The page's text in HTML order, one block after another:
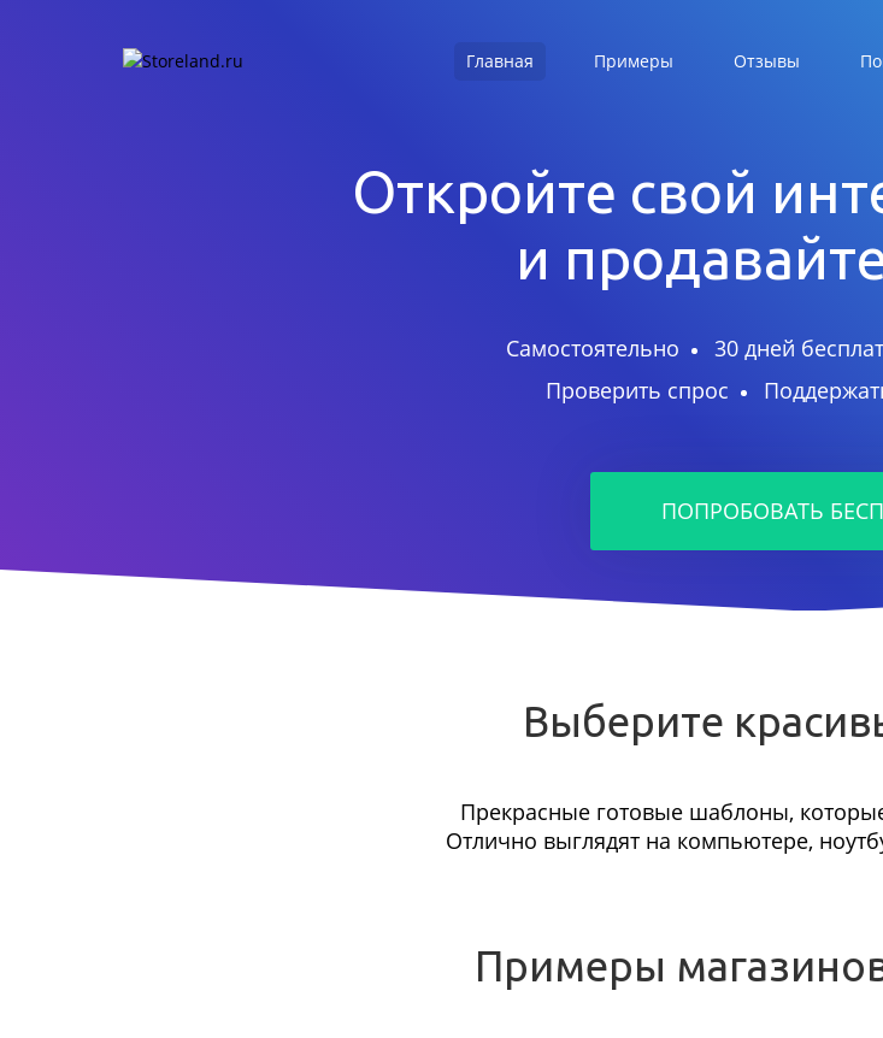
Главная Примеры Отзывы
Откройте свой
и
Самостоятельно 30 дней
Проверить спрос
ПОПРОБОВАТЬ
Выберите
Прекрасные готовые шаблоны,
Отлично выглядят на компьютере,
Примеры